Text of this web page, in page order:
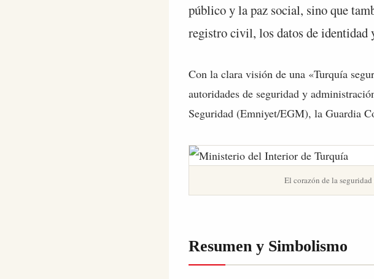
público y la paz social, sino que
registro civil, los datos de identidad
Con la clara visión de una «Turquía
autoridades de seguridad y
Seguridad (Emniyet/EGM), la Guardia
El corazón de la
Resumen y Simbolismo